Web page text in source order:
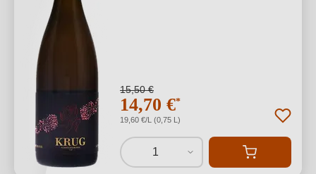
15,50 €
14,70 €*
19,60 €/L (0,75 L)
1